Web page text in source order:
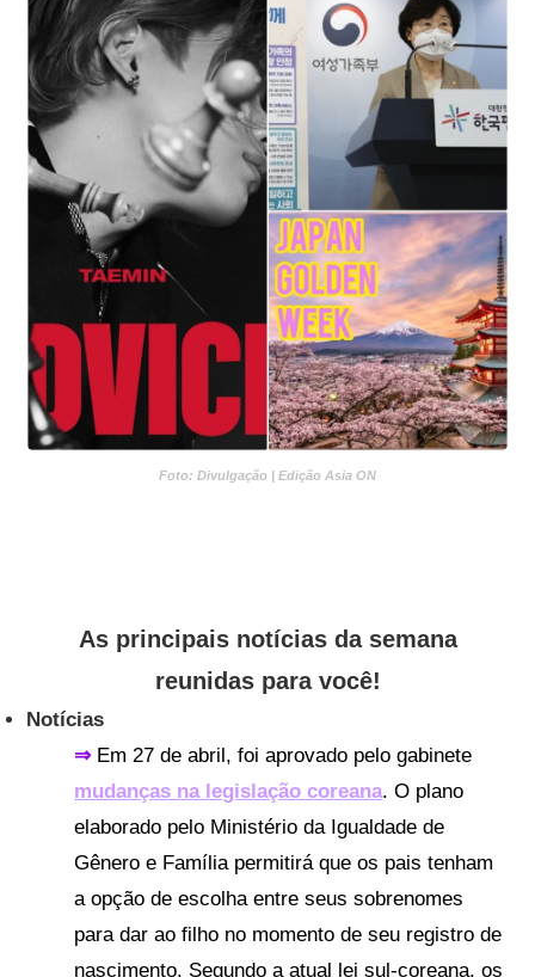
Foto: Divulgação | Edição Asia ON
As principais notícias da semana
reunidas para você!
Notícias
⇒ Em 27 de abril, foi aprovado pelo gabinete
mudanças na legislação coreana. O plano
elaborado pelo Ministério da Igualdade de
Gênero e Família permitirá que os pais tenham
a opção de escolha entre seus sobrenomes
para dar ao filho no momento de seu registro de
nascimento. Segundo a atual lei sul-coreana, os